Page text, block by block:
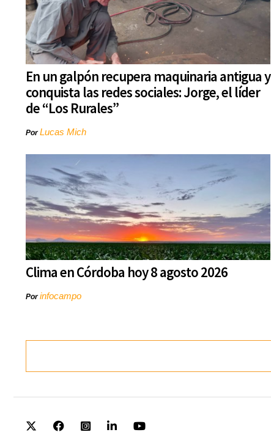
En un galpón recupera maquinaria antigua y
conquista las redes sociales: Jorge, el líder
de “Los Rurales”
PorLucas Mich
Clima en Córdoba hoy 8 agosto 2026
Porinfocampo